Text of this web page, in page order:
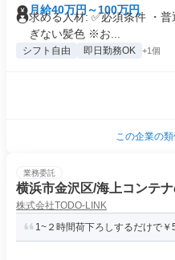
月給40万円～100万円
求める人材: ✅️必須条件 ・
ぎない髪色 ※お...
シフト自由 即日勤務OK +1個
この企業の
業務委託
横浜市金沢区/海上コンテ
株式会社TODO-LINK
1~２時間荷下ろしするだけで￥